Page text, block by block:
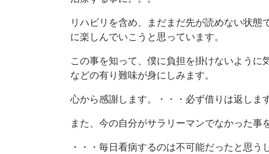
リハビリを含め、まだまだ先が読めない状
に楽しんでいこうと思っています。
この事を知って、僕に負担を掛けないよう
などの有り難味が身にしみます。
心から感謝します。・・・必ず借りは返しま
また、今の自分がサラリーマンでなかった事
・・・毎日看病するのは不可能だったと思